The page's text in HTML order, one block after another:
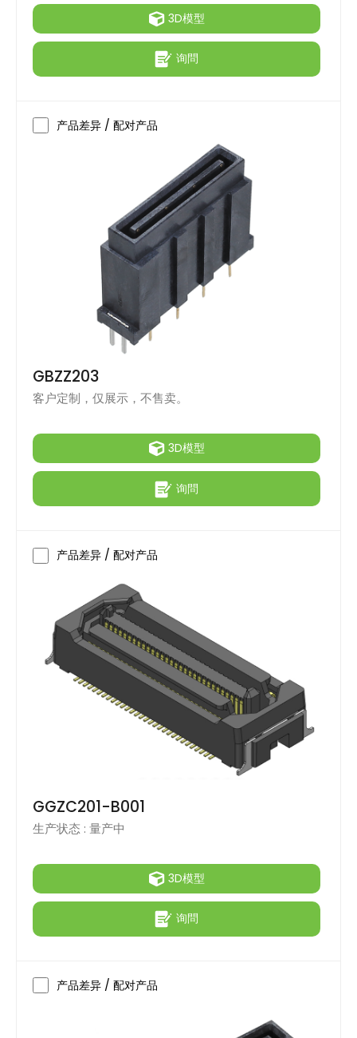
3D模型
询問
产品差异 / 配对产品
GBZZ203
客户定制，仅展示，不售卖。
3D模型
询問
产品差异 / 配对产品
GGZC201-B001
生产状态 : 量产中
3D模型
询問
产品差异 / 配对产品